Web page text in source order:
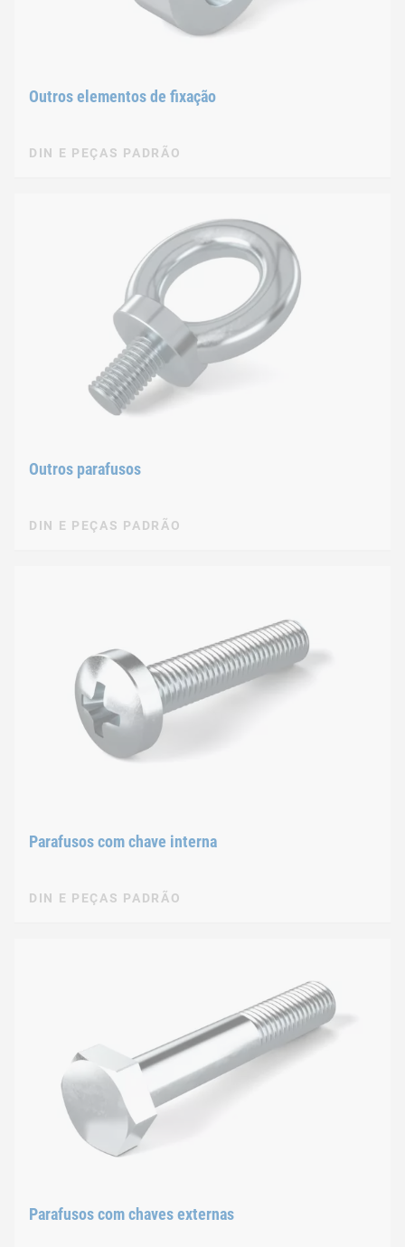
Outros elementos de fixação
DIN E PEÇAS PADRÃO
Outros parafusos
DIN E PEÇAS PADRÃO
Parafusos com chave interna
DIN E PEÇAS PADRÃO
Parafusos com chaves externas